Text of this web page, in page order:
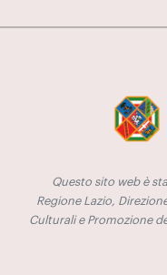
Questo sito web è
Regione Lazio,
Culturali e Promozione